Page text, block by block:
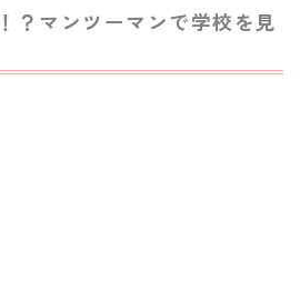
？マンツーマンで学校を見